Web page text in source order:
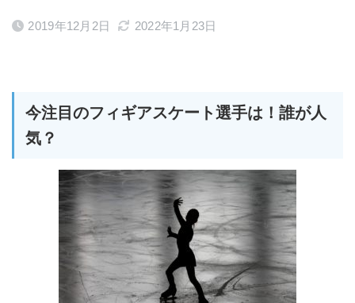
2019年12月2日 2022年1月23日
今注目のフィギアスケート選手は！誰が人
気？